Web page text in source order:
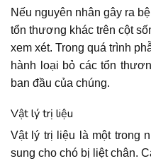
Nếu nguyên nhân gây ra
tổn thương khác trên cột
xem xét. Trong quá trình
hành loại bỏ các tổn
ban đầu của chúng.
Vật lý trị liệu
Vật lý trị liệu là một trong
sung cho chó bị liệt chân.